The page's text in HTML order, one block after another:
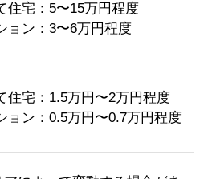
住宅：5〜15万円程度
ョン：3〜6万円程度
住宅：1.5万円〜2万円程度
ョン：0.5万円〜0.7万円程度